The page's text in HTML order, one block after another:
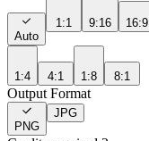
Auto
1:1 9:16 16:9
1:4 4:1 1:8 8:1
Output Format
PNG
JPG